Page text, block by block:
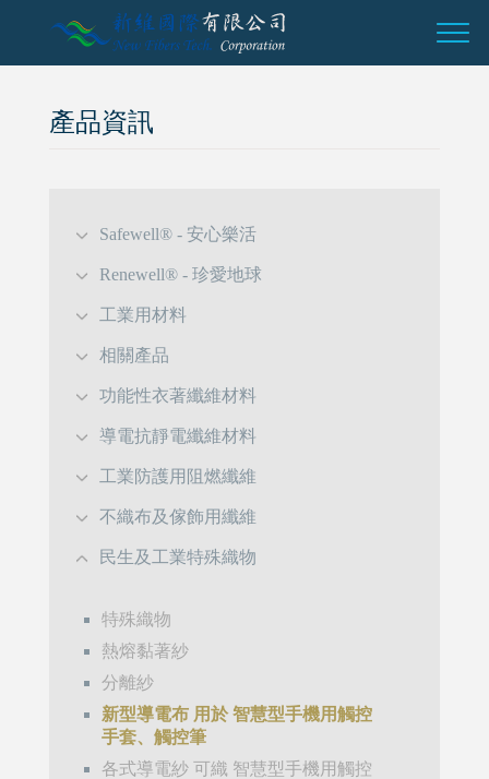
產品資訊
Safewell® - 安心樂活
Renewell® - 珍愛地球
工業用材料
相關產品
功能性衣著纖維材料
導電抗靜電纖維材料
工業防護用阻燃纖維
不織布及傢飾用纖維
民生及工業特殊織物
特殊織物
熱熔黏著紗
分離紗
新型導電布 用於 智慧型手機用觸控
手套、觸控筆
各式導電紗 可織 智慧型手機用觸控